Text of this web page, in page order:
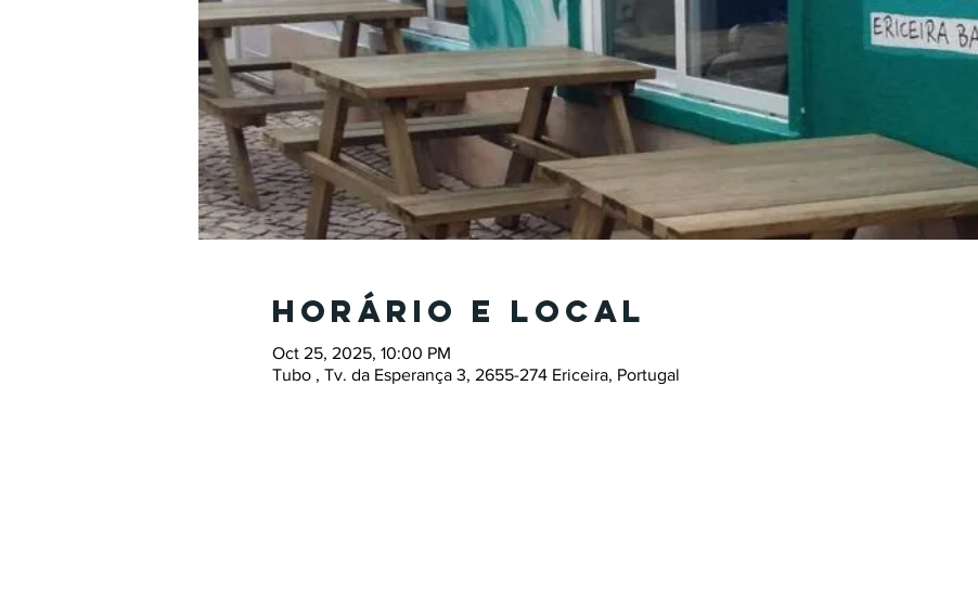
Horário e local
Oct 25, 2025, 10:00 PM
Tubo , Tv. da Esperança 3, 2655-274 Ericeira, Portugal